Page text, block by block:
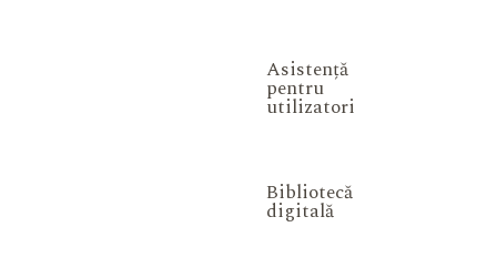
Asistență
pentru
utilizatori
Bibliotecă
digitală